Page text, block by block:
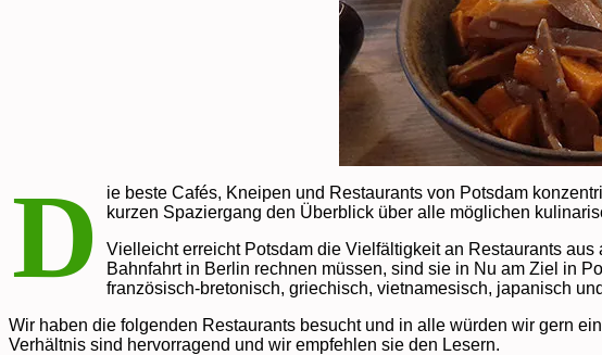
D
ie beste Cafés, Kneipen und Restaurants von Potsdam
kurzen Spaziergang den Überblick über alle möglichen
Vielleicht erreicht Potsdam die Vielfältigkeit an Restaurants aus
Bahnfahrt in Berlin rechnen müssen, sind sie in Nu am Ziel in
französisch-bretonisch, griechisch, vietnamesisch, japanisch
Wir haben die folgenden Restaurants besucht und in alle würden wir gern
Verhältnis sind hervorragend und wir empfehlen sie den Lesern.